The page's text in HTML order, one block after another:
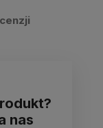
nas